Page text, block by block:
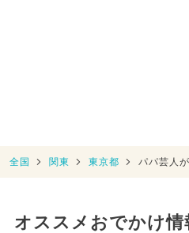
全国 関東 東京都 パパ芸人
オススメおでかけ情